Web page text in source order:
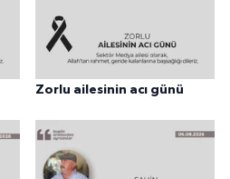
Zorlu ailesinin acı günü